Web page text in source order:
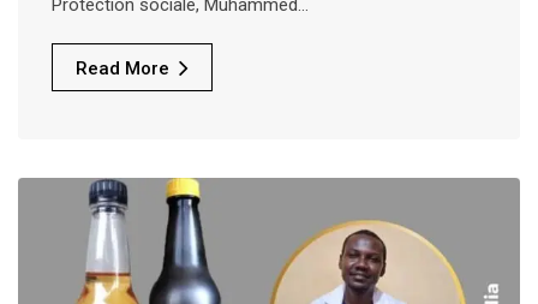
Protection sociale, Muhammed…
Read More